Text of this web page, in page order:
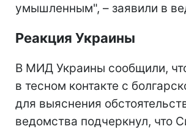
умышленным", – заявили в
Реакция Украины
В МИД Украины сообщили,
в тесном контакте с
для выяснения
ведомства подчеркнул, что